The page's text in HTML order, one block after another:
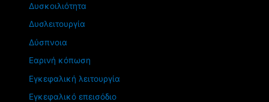
Δυσκοιλιότητα
Δυσλειτουργία
Δύσπνοια
Εαρινή κόπωση
Εγκεφαλική λειτουργία
Εγκεφαλικό επεισόδιο